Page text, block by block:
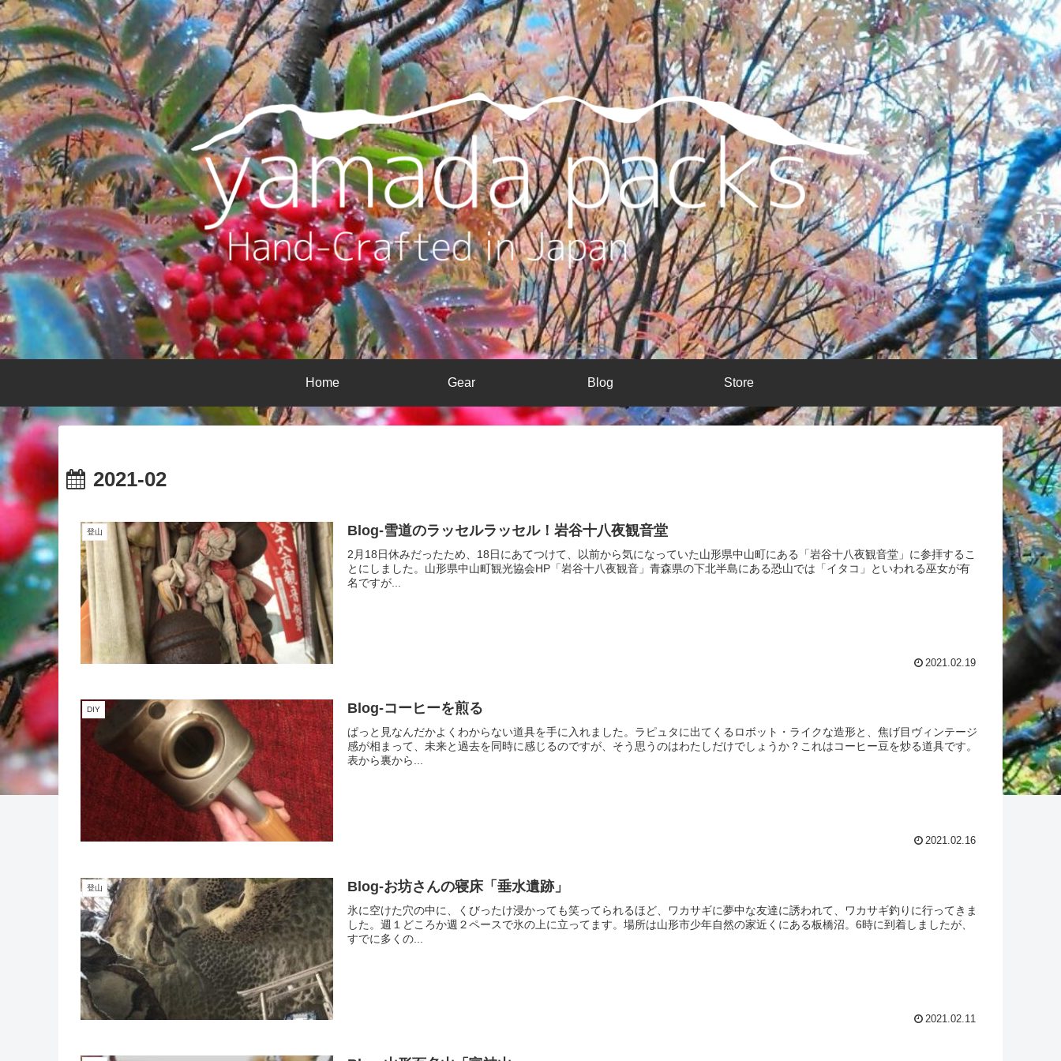
Home Gear Blog Store
2021-02
登山 Blog-雪道のラッセルラッセル！岩谷十八夜観音堂
2月18日休みだったため、18日にあてつけて、以前から気になっていた山形県中山町にある「岩谷十八夜観音堂」に参拝するこ
とにしました。山形県中山町観光協会HP「岩谷十八夜観音」青森県の下北半島にある恐山では「イタコ」といわれる巫女が有
名ですが...
2021.02.19
DIY Blog-コーヒーを煎る
ぱっと見なんだかよくわからない道具を手に入れました。ラピュタに出てくるロボット・ライクな造形と、焦げ目ヴィンテージ
感が相まって、未来と過去を同時に感じるのですが、そう思うのはわたしだけでしょうか？これはコーヒー豆を炒る道具です。
表から裏から...
2021.02.16
登山 Blog-お坊さんの寝床「垂水遺跡」
氷に空けた穴の中に、くびったけ浸かっても笑ってられるほど、ワカサギに夢中な友達に誘われて、ワカサギ釣りに行ってきま
した。週１どころか週２ペースで氷の上に立ってます。場所は山形市少年自然の家近くにある板橋沼。6時に到着しましたが、
すでに多くの...
2021.02.11